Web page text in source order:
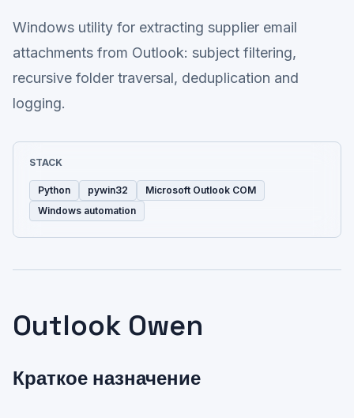
Windows utility for extracting supplier email
attachments from Outlook: subject filtering,
recursive folder traversal, deduplication and
logging.
STACK
Python pywin32
Microsoft Outlook COM
Windows automation
Outlook Owen
Краткое назначение